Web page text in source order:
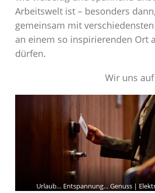
Arbeitswelt ist – besonders
gemeinsam mit
an einem so inspirierenden Ort
dürfen.
Wir uns
Urlaub… Entspannung… Genuss |